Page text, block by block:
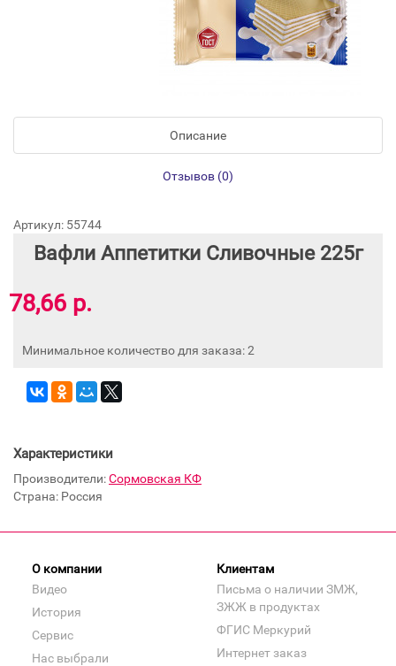
Описание
Отзывов (0)
Артикул: 55744
Вафли Аппетитки Сливочные 225г
78,66 р.
Минимальное количество для заказа: 2
Характеристики
Производители:Сормовская КФ
Страна: Россия
О компании
Видео
История
Сервис
Нас выбрали
Клиентам
Письма о наличии ЗМЖ,
ЗЖЖ в продуктах
ФГИС Меркурий
Интернет заказ